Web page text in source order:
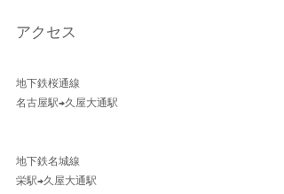
アクセス
地下鉄桜通線
名古屋駅→久屋大通駅
地下鉄名城線
栄駅→久屋大通駅